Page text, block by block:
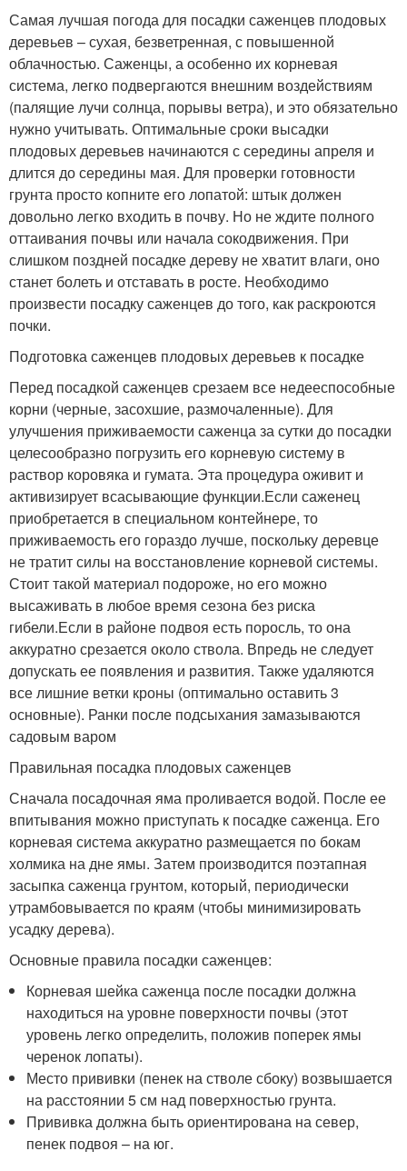
Самая лучшая погода для посадки саженцев плодовых
деревьев – сухая, безветренная, с повышенной
облачностью. Саженцы, а особенно их корневая
система, легко подвергаются внешним воздействиям
(палящие лучи солнца, порывы ветра), и это обязательно
нужно учитывать. Оптимальные сроки высадки
плодовых деревьев начинаются с середины апреля и
длится до середины мая. Для проверки готовности
грунта просто копните его лопатой: штык должен
довольно легко входить в почву. Но не ждите полного
оттаивания почвы или начала сокодвижения. При
слишком поздней посадке дереву не хватит влаги, оно
станет болеть и отставать в росте. Необходимо
произвести посадку саженцев до того, как раскроются
почки.
Подготовка саженцев плодовых деревьев к посадке
Перед посадкой саженцев срезаем все недееспособные
корни (черные, засохшие, размочаленные). Для
улучшения приживаемости саженца за сутки до посадки
целесообразно погрузить его корневую систему в
раствор коровяка и гумата. Эта процедура оживит и
активизирует всасывающие функции.Если саженец
приобретается в специальном контейнере, то
приживаемость его гораздо лучше, поскольку деревце
не тратит силы на восстановление корневой системы.
Стоит такой материал подороже, но его можно
высаживать в любое время сезона без риска
гибели.Если в районе подвоя есть поросль, то она
аккуратно срезается около ствола. Впредь не следует
допускать ее появления и развития. Также удаляются
все лишние ветки кроны (оптимально оставить 3
основные). Ранки после подсыхания замазываются
садовым варом
Правильная посадка плодовых саженцев
Сначала посадочная яма проливается водой. После ее
впитывания можно приступать к посадке саженца. Его
корневая система аккуратно размещается по бокам
холмика на дне ямы. Затем производится поэтапная
засыпка саженца грунтом, который, периодически
утрамбовывается по краям (чтобы минимизировать
усадку дерева).
Основные правила посадки саженцев:
Корневая шейка саженца после посадки должна
находиться на уровне поверхности почвы (этот
уровень легко определить, положив поперек ямы
черенок лопаты).
Место прививки (пенек на стволе сбоку) возвышается
на расстоянии 5 см над поверхностью грунта.
Прививка должна быть ориентирована на север,
пенек подвоя – на юг.